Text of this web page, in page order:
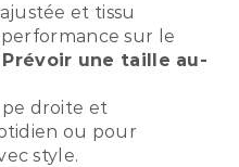
et tissu
sur le
Prévoir une taille au-
droite et
ou pour
style.